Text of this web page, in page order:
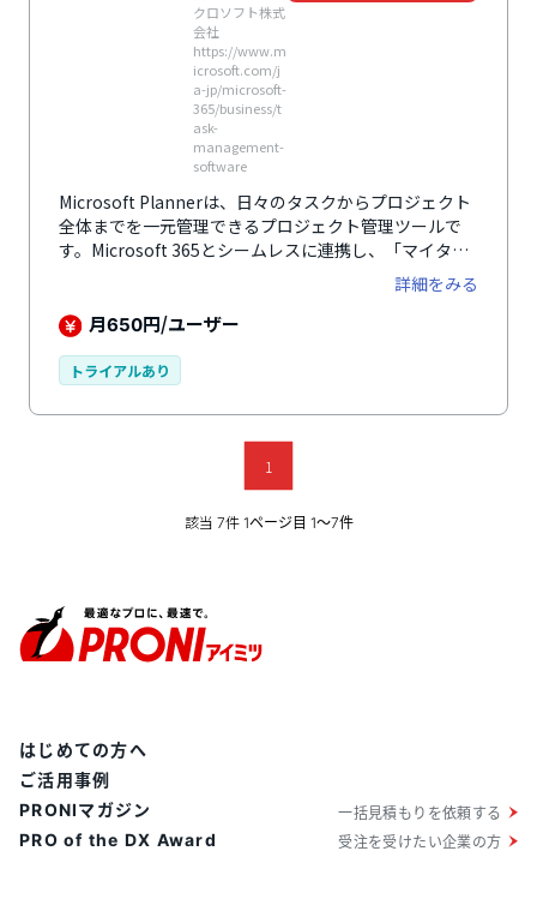
クロソフト株式
会社
https://www.m
icrosoft.com/j
a-jp/microsoft-
365/business/t
ask-
management-
software
Microsoft Plannerは、日々のタスクからプロジェクト
全体までを一元管理できるプロジェクト管理ツールで
す。Microsoft 365とシームレスに連携し、「マイタス
ク」「マイプラン」などのビューで必要な作業を直感的
に把握できます。ボード、リスト、スケジュールなど多
様な表示形式に対応し、テンプレートやカスタムフィー
コミュニケーションからタスク化までをスムーズに実現
要求まで幅広く対応できる点が大きな特徴です。
詳細をみる
月650円/ユーザー
トライアルあり
1
該当 7件 1ページ目 1〜7件
はじめての方へ
ご活用事例
PRONIマガジン
PRO of the DX Award
一括見積もりを依頼する
受注を受けたい企業の方